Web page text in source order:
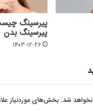
پیرسینگ
پیرسینگ بدن
۱۴۰۳-۱۲-۲۶
شد. بخش‌های موردنیاز